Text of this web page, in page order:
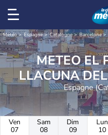
Météo Espagne Catalogne Barcelone
METEO EL PARC I LA
LLACUNA
Espagne
Ven
07
Sam
08
Dim
09
Lun
10